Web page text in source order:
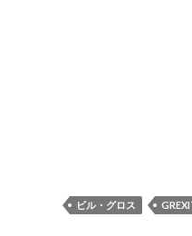
ビル・グロス